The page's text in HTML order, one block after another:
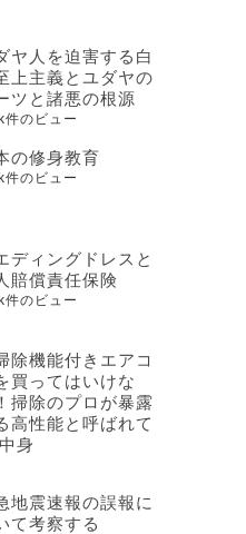
ヤ人を迫害する白
上主義とユダヤの
ツと諸悪の根源
件のビュー
の修身教育
件のビュー
ディングドレスと
賠償責任保険
件のビュー
除機能付きエアコ
買ってはいけな
掃除のプロが暴露
高性能と呼ばれて
身
地震速報の誤報に
て考察する